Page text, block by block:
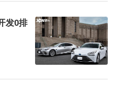
愿望清单已经有着落
挂,还是豪华挂?广汽传祺
的朋友们千万别错过
发0排